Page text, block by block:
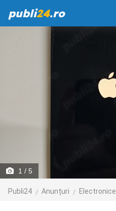
publi24.ro
1 / 5
Publi24 Anunțuri Electronice